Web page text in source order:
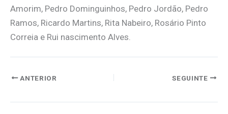
Amorim, Pedro Dominguinhos, Pedro Jordão, Pedro
Ramos, Ricardo Martins, Rita Nabeiro, Rosário Pinto
Correia e Rui nascimento Alves.
ANTERIOR SEGUINTE